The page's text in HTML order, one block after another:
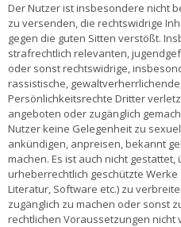
Der Nutzer ist insbesondere nicht
zu versenden, die rechtswidrige
gegen die guten Sitten verstößt.
strafrechtlich relevanten,
oder sonst rechtswidrige,
rassistische,
Persönlichkeitsrechte Dritter
angeboten oder zugänglich
Nutzer keine Gelegenheit zu
ankündigen, anpreisen, bekannt
machen. Es ist auch nicht gestattet,
urheberrechtlich geschützte
Literatur, Software etc.) zu
zugänglich zu machen oder sonst
rechtlichen Voraussetzungen nicht